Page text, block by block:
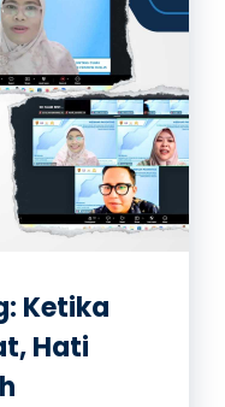
Ketika
Hati